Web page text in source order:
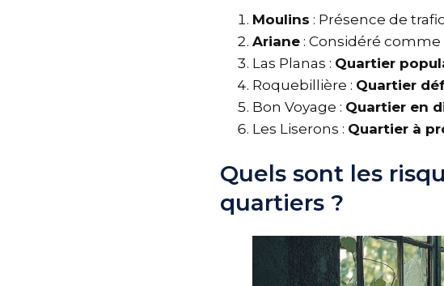
Moulins : Présence de
Ariane : Considéré
Las Planas :Quartier
Roquebillière :Quartier
Bon Voyage :Quartier en
Les Liserons :Quartier à
Quels sont les
quartiers ?